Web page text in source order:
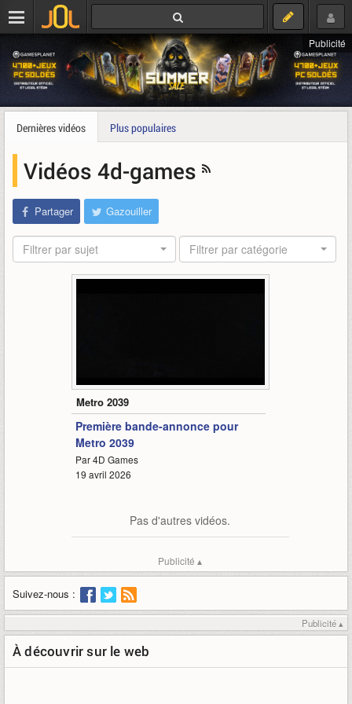
Publicité
Dernières vidéos Plus populaires
Vidéos 4d-games
Partager Gazouiller
Filtrer par sujet Filtrer par catégorie
Metro 2039
Première bande-annonce pour
Metro 2039
Par 4D Games
19 avril 2026
Pas d'autres vidéos.
Publicité ▴
Suivez-nous :
Publicité ▴
À découvrir sur le web